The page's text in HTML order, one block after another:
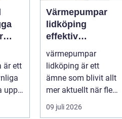
är ett
upp
Värmepumpar
lidköping
effektiv
uppvärmning för
hus och
fastigheter
värmepumpar
lidköping är ett
ämne som blivit allt
mer aktuellt när fler
fastighetsägare vill
kombine...
09 juli 2026